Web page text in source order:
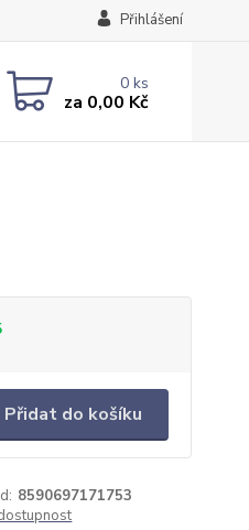
Přihlášení
0ks
za 0,00 Kč
Přidat do košíku
8590697171753